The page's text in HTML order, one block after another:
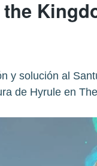
y solución al
de Hyrule en